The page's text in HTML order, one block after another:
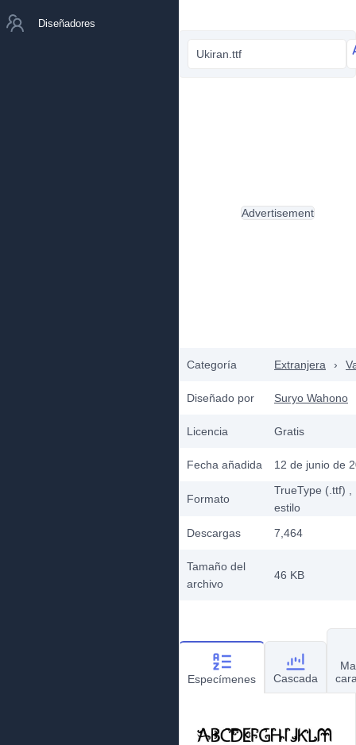
Diseñadores
Ukiran.ttf
Categoría Extranjera ›
Diseñado por Suryo Wahono
Licencia Gratis
Fecha añadida 12 de junio de
Formato
TrueType (.ttf)
estilo
Descargas
7,464
Tamaño del
archivo
46 KB
Advertisement
Especímenes Cascada